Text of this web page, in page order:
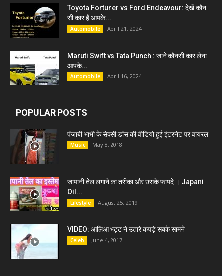
Toyota Fortuner vs Ford Endeavour: देखें कौन
सी कार हैं आपके...
Automobile April 21, 2024
Maruti Swift vs Tata Punch : जाने कौनसी कार लेना
आपके...
Automobile April 16, 2024
POPULAR POSTS
पंजाबी भाभी के सेक्सी डांस की वीडियो हुई इंटरनेट पर वायरल
Music May 8, 2018
जापानी तेल लगाने का तरीका और उसके फायदे । Japani
Oil...
Lifestyle August 25, 2019
VIDEO: आलिआ भट्ट ने उतारे कपड़े सबके सामने
Celeb June 4, 2017